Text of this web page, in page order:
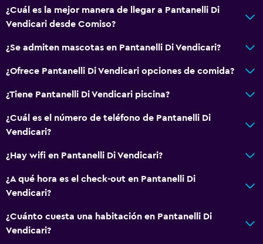
Bidé
Papel higiénico
Baño privado
Aire libre
Jardín
Estacionamiento y transporte
Estacionamiento gratuito
¿Cuál es la mejor manera de llegar a Pantanelli Di
Vendicari desde Comiso?
¿Se admiten mascotas en Pantanelli Di Vendicari?
¿Ofrece Pantanelli Di Vendicari opciones de comida?
¿Tiene Pantanelli Di Vendicari piscina?
¿Cuál es el número de teléfono de Pantanelli Di
Vendicari?
¿Hay wifi en Pantanelli Di Vendicari?
¿A qué hora es el check-out en Pantanelli Di
Vendicari?
¿Cuánto cuesta una habitación en Pantanelli Di
Vendicari?